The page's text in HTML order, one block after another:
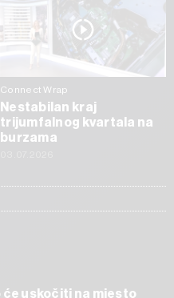
Connect Wrap
Nestabilan kraj
trijumfalnog kvartala na
burzama
će uskočiti na mjesto